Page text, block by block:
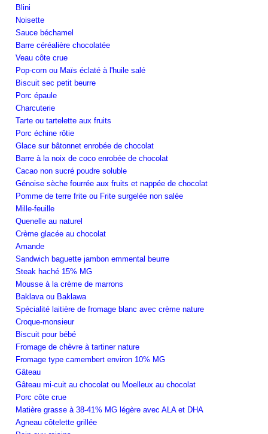
Blini
Noisette
Sauce béchamel
Barre céréalière chocolatée
Veau côte crue
Pop-corn ou Maïs éclaté à l'huile salé
Biscuit sec petit beurre
Porc épaule
Charcuterie
Tarte ou tartelette aux fruits
Porc échine rôtie
Glace sur bâtonnet enrobée de chocolat
Barre à la noix de coco enrobée de chocolat
Cacao non sucré poudre soluble
Génoise sèche fourrée aux fruits et nappée de chocolat
Pomme de terre frite ou Frite surgelée non salée
Mille-feuille
Quenelle au naturel
Crème glacée au chocolat
Amande
Sandwich baguette jambon emmental beurre
Steak haché 15% MG
Mousse à la crème de marrons
Baklava ou Baklawa
Spécialité laitière de fromage blanc avec crème nature
Croque-monsieur
Biscuit pour bébé
Fromage de chèvre à tartiner nature
Fromage type camembert environ 10% MG
Gâteau
Gâteau mi-cuit au chocolat ou Moelleux au chocolat
Porc côte crue
Matière grasse à 38-41% MG légère avec ALA et DHA
Agneau côtelette grillée